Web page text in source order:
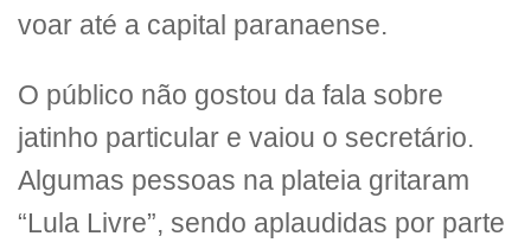
voar até a capital paranaense.
O público não gostou da fala sobre
jatinho particular e vaiou o secretário.
Algumas pessoas na plateia gritaram
“Lula Livre”, sendo aplaudidas por parte